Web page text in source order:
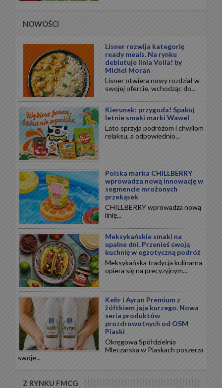
NOWOŚCI
Lisner rozwija kategorię
ready meals. Na rynku
debiutuje linia Voila! by
Michel Moran
Lisner otwiera nowy rozdział w
swojej ofercie, wchodząc do...
Kierunek: przygoda! Spakuj
letnie smaki marki Wawel
Lato sprzyja podróżom i chwilom
relaksu, a odpowiednio...
Polska marka CHILLBERRY
wprowadza nową innowację w
segmencie mrożonych
przekąsek
CHILLBERRY wprowadza nową
linię...
Meksykańskie smaki na
upalne dni. Przenieś swoją
kuchnię w egzotyczną podróż
Meksykańska tradycja kulinarna
opiera się na precyzyjnym...
Kefir i Ayran Premium z
żółtkiem jaja kurzego. Nowa
seria produktów
prozdrowotnych od OSM
Piaski
Okręgowa Spółdzielnia
Mleczarska w Piaskach poszerza
swoje...
Z RYNKU FMCG